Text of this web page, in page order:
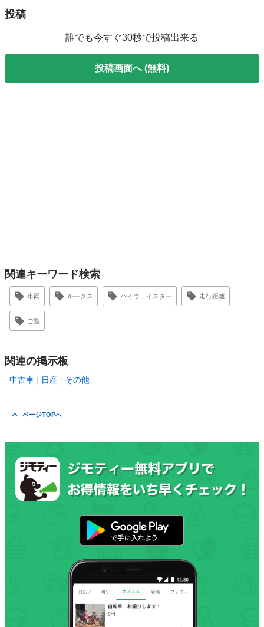
投稿
誰でも今すぐ30秒で投稿出来る
投稿画面へ (無料)
関連キーワード検索
車両 ルークス ハイウェイスター 走行距離
ご覧
関連の掲示板
中古車 日産 その他
ページTOPへ